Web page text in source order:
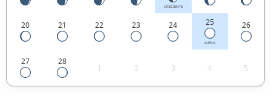
CRECIENTE
20 21 22 23 24 25
LLENA
26
27 28
1 2 3 4 5